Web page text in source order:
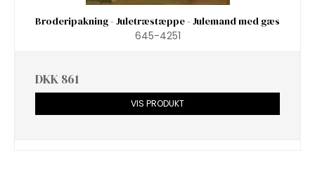
Broderipakning - Juletræstæppe - Julemand med gæs
645-4251
DKK 861
VIS PRODUKT